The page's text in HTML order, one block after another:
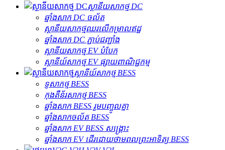
ស្ថានីយសាកថ្ម DC
ឆ្នាំងសាក DC ចល័ត
ស្ថានីយសាកថ្មឈរលើកម្រាលឥដ្ឋ
ឆ្នាំងសាក DC ភ្ជាប់ជញ្ជាំង
ស្ថានីយ​សាកថ្ម EV បំបែក
ស្ថានីយ៍សាកថ្ម EV ផ្សាយពាណិជ្ជកម្ម
ស្ថានីយ៍សាកថ្ម BESS
ទូសាកថ្ម BESS
កុងតឺន័រសាកថ្ម BESS
ឆ្នាំងសាក BESS រួមបញ្ចូលគ្នា
ឆ្នាំងសាកចល័ត BESS
ឆ្នាំងសាក EV BESS សង្គ្រោះ
ឆ្នាំងសាក EV ដើរដោយថាមពលព្រះអាទិត្យ BESS